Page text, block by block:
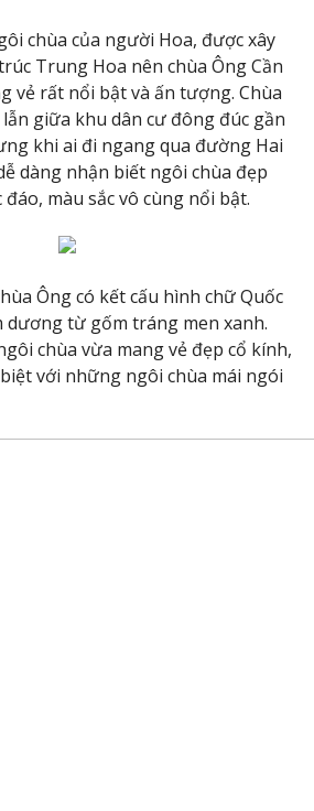
chùa của người Hoa, được xây
Trung Hoa nên chùa Ông Cần
vẻ rất nổi bật và ấn tượng. Chùa
giữa khu dân cư đông đúc gần
khi ai đi ngang qua đường Hai
dàng nhận biết ngôi chùa đẹp
màu sắc vô cùng nổi bật.
Ông có kết cấu hình chữ Quốc
dương từ gốm tráng men xanh.
chùa vừa mang vẻ đẹp cổ kính,
với những ngôi chùa mái ngói